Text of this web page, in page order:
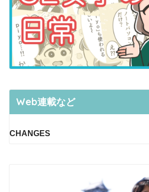
Web連載など
CHANGES